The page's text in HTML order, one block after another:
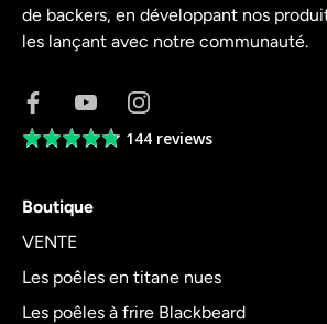
de backers, en développant nos
les lançant avec notre communauté.
Average
out
of
144 reviews
Boutique
VENTE
Les poêles en titane nues
Les poêles à frire Blackbeard